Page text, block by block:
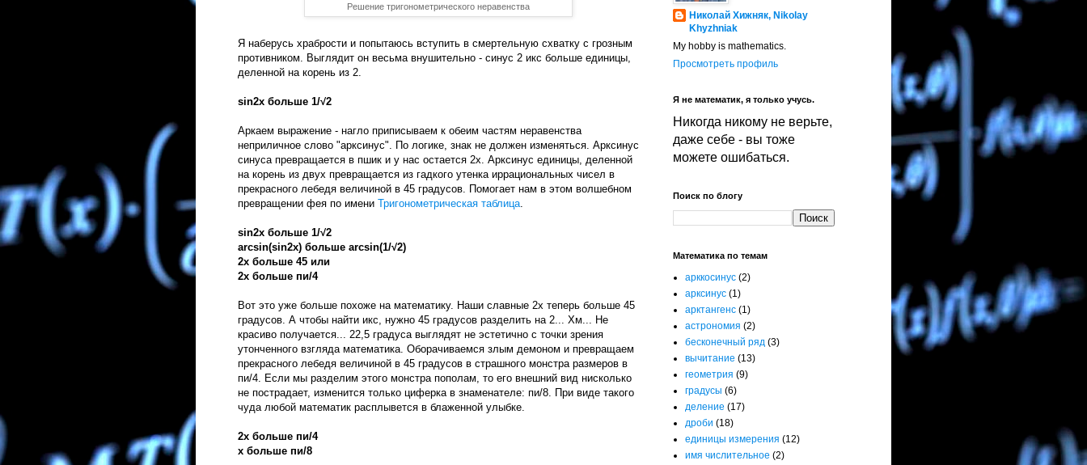
Решение тригонометрического неравенства
Я наберусь храбрости и попытаюсь вступить в смертельную схватку с грозным
противником. Выглядит он весьма внушительно - синус 2 икс больше единицы,
деленной на корень из 2.
sin2x больше 1/√2
Аркаем выражение - нагло приписываем к обеим частям неравенства
неприличное слово "арксинус". По логике, знак не должен изменяться. Арксинус
синуса превращается в пшик и у нас остается 2х. Арксинус единицы, деленной
на корень из двух превращается из гадкого утенка иррациональных чисел в
прекрасного лебедя величиной в 45 градусов. Помогает нам в этом волшебном
превращении фея по имени Тригонометрическая таблица.
sin2x больше 1/√2
arcsin(sin2x) больше arcsin(1/√2)
2x больше 45 или
2х больше пи/4
Вот это уже больше похоже на математику. Наши славные 2х теперь больше 45
градусов. А чтобы найти икс, нужно 45 градусов разделить на 2... Хм... Не
красиво получается... 22,5 градуса выглядят не эстетично с точки зрения
утонченного взгляда математика. Оборачиваемся злым демоном и превращаем
прекрасного лебедя величиной в 45 градусов в страшного монстра размеров в
пи/4. Если мы разделим этого монстра пополам, то его внешний вид нисколько
не пострадает, изменится только циферка в знаменателе: пи/8. При виде такого
чуда любой математик расплывется в блаженной улыбке.
2х больше пи/4
х больше пи/8
Николай Хижняк, Nikolay
Khyzhniak
My hobby is mathematics.
Просмотреть профиль
Я не математик, я только учусь.
Никогда никому не верьте,
даже себе - вы тоже
можете ошибаться.
Поиск по блогу
Математика по темам
арккосинус (2)
арксинус (1)
арктангенс (1)
астрономия (2)
бесконечный ряд (3)
вычитание (13)
геометрия (9)
градусы (6)
деление (17)
дроби (18)
единицы измерения (12)
имя числительное (2)